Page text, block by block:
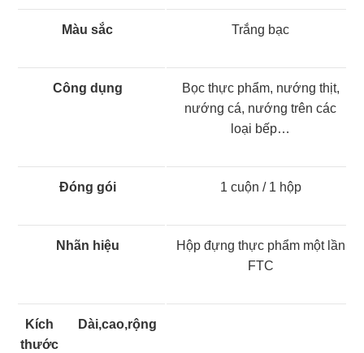
Màu sắc Trắng bạc
Công dụng
Bọc thực phẩm, nướng thịt,
nướng cá, nướng trên các
loại bếp…
Đóng gói 1 cuộn / 1 hộp
Nhãn hiệu
Hộp đựng thực phẩm một lần
FTC
Kích
thước
Dài,cao,rộng